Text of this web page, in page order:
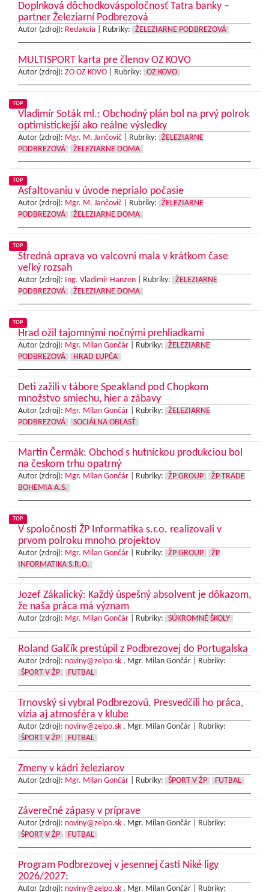
Doplnková dôchodkováspoločnosť Tatra banky –
partner Železiarní Podbrezová
Autor (zdroj): Redakcia Rubriky: ŽELEZIARNE PODBREZOVÁ
MULTISPORT karta pre členov OZ KOVO
Autor (zdroj): ZO OZ KOVO Rubriky: OZ KOVO
TOP
Vladimír Soták ml.: Obchodný plán bol na prvý polrok
optimistickejší ako reálne výsledky
Autor (zdroj): Mgr. M. Jančovič Rubriky:
ŽELEZIARNE
PODBREZOVÁ
ŽELEZIARNE DOMA
TOP
Asfaltovaniu v úvode neprialo počasie
Autor (zdroj): Mgr. M. Jančovič Rubriky:
ŽELEZIARNE
PODBREZOVÁ
ŽELEZIARNE DOMA
TOP
Stredná oprava vo valcovni mala v krátkom čase
veľký rozsah
Autor (zdroj): Ing. Vladimír Hanzen Rubriky:
ŽELEZIARNE
PODBREZOVÁ
ŽELEZIARNE DOMA
TOP
Hrad ožil tajomnými nočnými prehliadkami
Autor (zdroj): Mgr. Milan Gončár Rubriky:
ŽELEZIARNE
PODBREZOVÁ
HRAD ĽUPČA
Deti zažili v tábore Speakland pod Chopkom
množstvo smiechu, hier a zábavy
Autor (zdroj): Mgr. Milan Gončár Rubriky:
ŽELEZIARNE
PODBREZOVÁ
SOCIÁLNA OBLASŤ
Martin Čermák: Obchod s hutníckou produkciou bol
na českom trhu opatrný
Autor (zdroj): Mgr. Milan Gončár Rubriky: ŽP GROUP
ŽP TRADE
BOHEMIA A.S.
TOP
V spoločnosti ŽP Informatika s.r.o. realizovali v
prvom polroku mnoho projektov
Autor (zdroj): Mgr. Milan Gončár Rubriky: ŽP GROUP
ŽP
INFORMATIKA S.R.O.
Jozef Zákalický: Každý úspešný absolvent je dôkazom,
že naša práca má význam
Autor (zdroj): Mgr. Milan Gončár Rubriky: SÚKROMNÉ ŠKOLY
Roland Galčík prestúpil z Podbrezovej do Portugalska
Autor (zdroj): noviny@zelpo.sk , Mgr. Milan Gončár |
Rubriky:
ŠPORT V ŽP
FUTBAL
Trnovský si vybral Podbrezovú. Presvedčili ho práca,
vízia aj atmosféra v klube
Autor (zdroj): noviny@zelpo.sk , Mgr. Milan Gončár |
Rubriky:
ŠPORT V ŽP
FUTBAL
Zmeny v kádri železiarov
Autor (zdroj): Mgr. Milan Gončár Rubriky: ŠPORT V ŽP FUTBAL
Záverečné zápasy v príprave
Autor (zdroj): noviny@zelpo.sk , Mgr. Milan Gončár |
Rubriky:
ŠPORT V ŽP
FUTBAL
Program Podbrezovej v jesennej časti Niké ligy
2026/2027:
Autor (zdroj): noviny@zelpo.sk , Mgr. Milan Gončár | Rubriky: